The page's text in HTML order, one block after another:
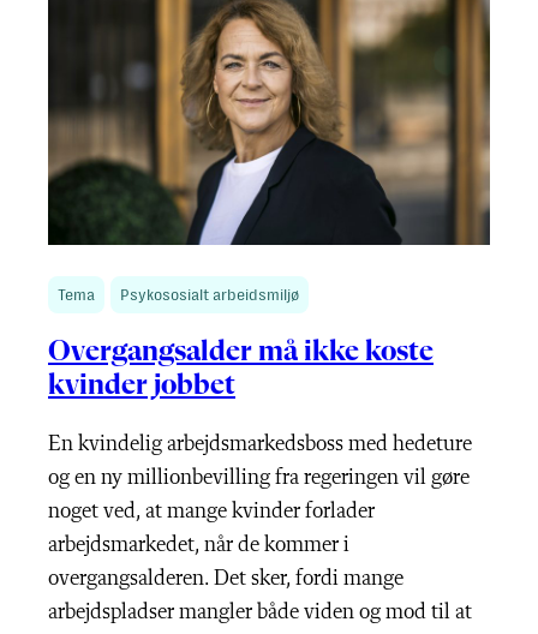
Tema Psykososialt arbeidsmiljø
Overgangsalder må ikke koste
kvinder jobbet
En kvindelig arbejdsmarkedsboss med hedeture
og en ny millionbevilling fra regeringen vil gøre
noget ved, at mange kvinder forlader
arbejdsmarkedet, når de kommer i
overgangsalderen. Det sker, fordi mange
arbejdspladser mangler både viden og mod til at